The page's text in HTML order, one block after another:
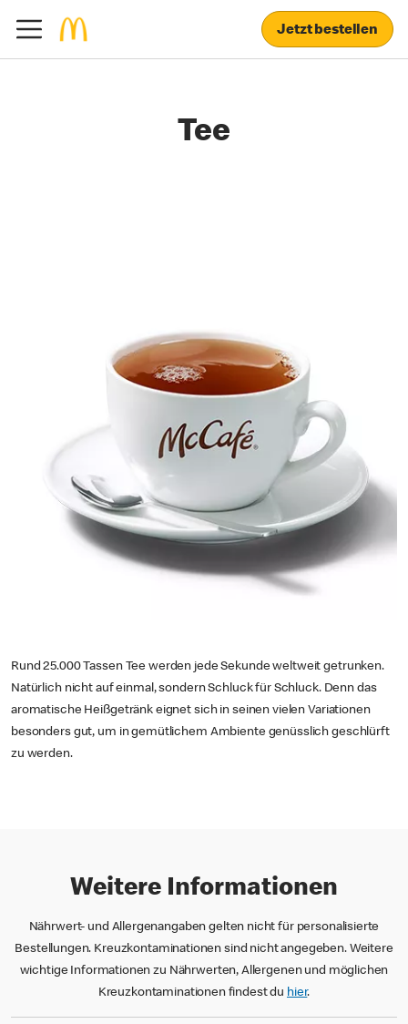
Jetzt bestellen
Tee
Rund 25.000 Tassen Tee werden jede Sekunde weltweit getrunken.
Natürlich nicht auf einmal, sondern Schluck für Schluck. Denn das
aromatische Heißgetränk eignet sich in seinen vielen Variationen
besonders gut, um in gemütlichem Ambiente genüsslich geschlürft
zu werden.
Weitere Informationen
Nährwert- und Allergenangaben gelten nicht für personalisierte
Bestellungen. Kreuzkontaminationen sind nicht angegeben. Weitere
wichtige Informationen zu Nährwerten, Allergenen und möglichen
Kreuzkontaminationen findest du hier.